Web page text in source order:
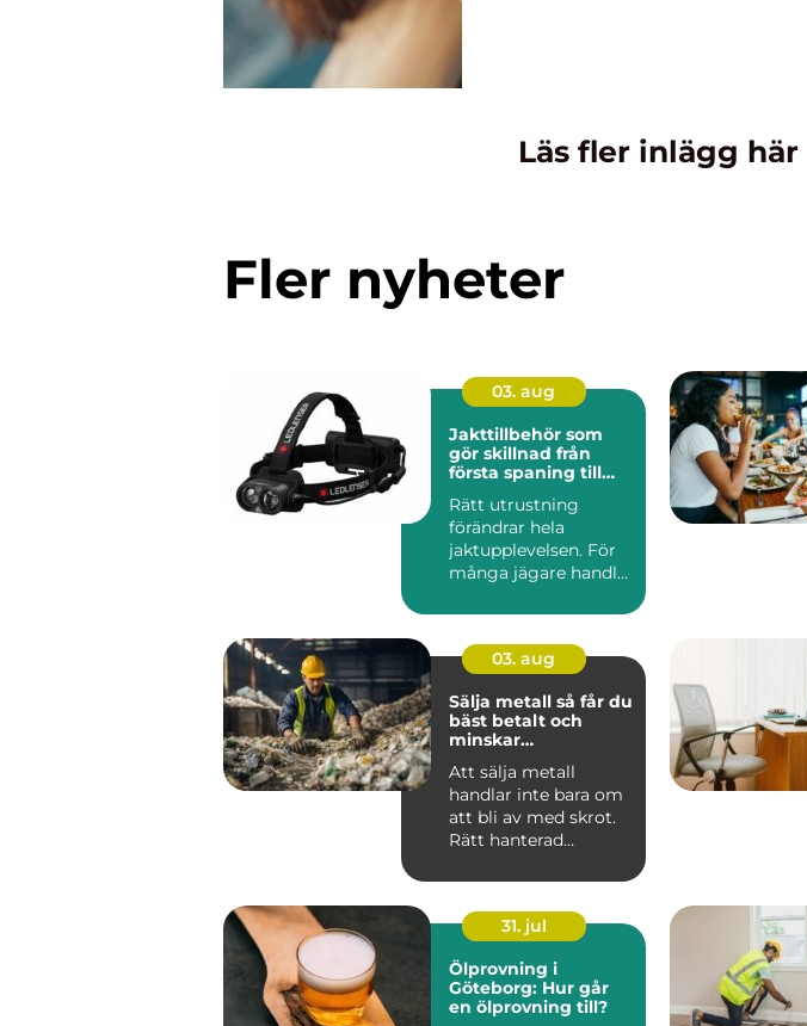
Läs fler inlägg här
Fler nyheter
03. aug
Jakttillbehör som
gör skillnad från
första spaning till
Rätt utrustning
förändrar hela
jaktupplevelsen. För
många jägare handlar
mest pr...
03. aug
Sälja metall så får du
bäst betalt och
minskar
Att sälja metall
handlar inte bara om
att bli av med skrot.
Rätt hanterad
vär...
31. jul
Ölprovning i
Göteborg: Hur går
en ölprovning till?